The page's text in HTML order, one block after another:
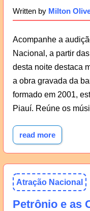
Written by Milton
Acompanhe a
Nacional, a partir
desta noite destaca
a obra gravada da
formado em 2001,
Piauí. Reúne os
read more
Atração Nacional
Petrônio e as